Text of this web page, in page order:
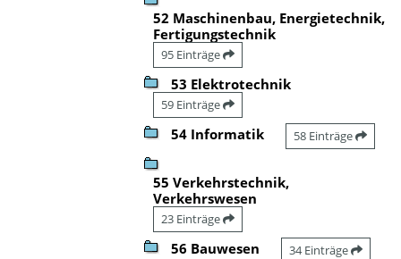
52 Maschinenbau, Energietechnik,
Fertigungstechnik
95 Einträge
53 Elektrotechnik
59 Einträge
54 Informatik 58 Einträge
55 Verkehrstechnik,
Verkehrswesen
23 Einträge
56 Bauwesen 34 Einträge